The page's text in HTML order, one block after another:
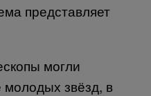
представляет
могли
молодых звёзд, в